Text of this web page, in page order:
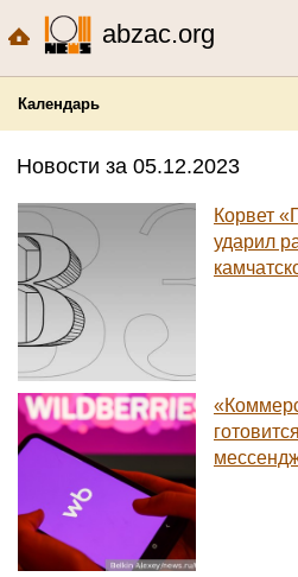
abzac.org
Календарь
Новости за 05.12.2023
Корвет
ударил